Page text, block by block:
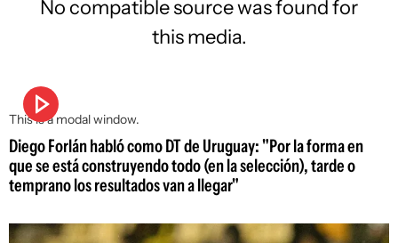
This is a modal window.
No compatible source was found for
this media.
Diego Forlán habló como DT de Uruguay: "Por la forma en
que se está construyendo todo (en la selección), tarde o
temprano los resultados van a llegar"